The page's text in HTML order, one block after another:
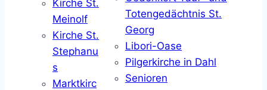
Kirche St.
Meinolf
Kirche St.
Stephanu
s
Marktkirc
Totengedächtnis St.
Georg
Libori-Oase
Pilgerkirche in Dahl
Senioren